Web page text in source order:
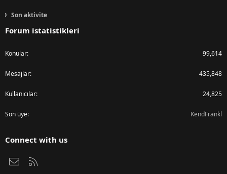
Son aktivite
Forum istatistikleri
Konular 99,614
Mesajlar 435,848
Kullanıcılar 24,825
Son üye KendFrankl
Connect with us
Bize ulaşın